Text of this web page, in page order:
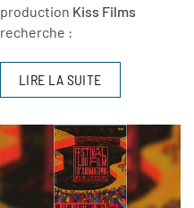
production Kiss Films
recherche :
LIRE LA SUITE